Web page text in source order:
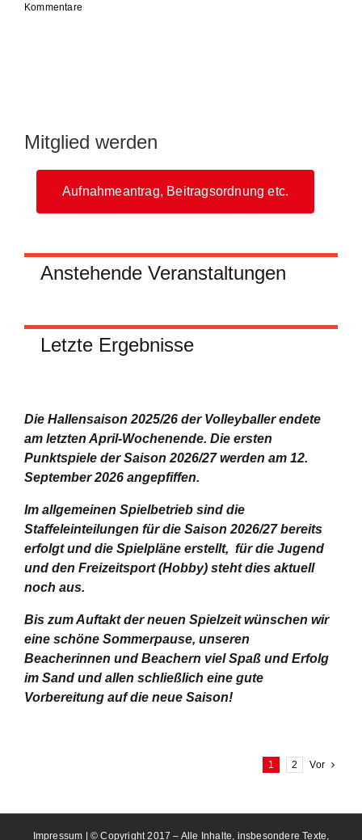
Kommentare
Mitglied werden
Aufnahmeantrag, Beitragsordnung etc.
Anstehende Veranstaltungen
Letzte Ergebnisse
Die Hallensaison 2025/26 der Volleyballer endete
am letzten April-Wochenende. Die ersten
Punktspiele der Saison 2026/27 werden am 12.
September 2026 angepfiffen.
Im allgemeinen Spielbetrieb sind die
Staffeleinteilungen für die Saison 2026/27 bereits
erfolgt und die Spielpläne erstellt, für die Jugend
und den Freizeitsport (Hobby) steht dies aktuell
noch aus.
Bis zum Auftakt der neuen Spielzeit wünschen wir
eine schöne Sommerpause, unseren
Beacherinnen und Beachern viel Spaß und Erfolg
im Sand und allen schließlich eine gute
Vorbereitung auf die neue Saison!
1 2 Vor
Impressum | © Copyright 2017 – Alle Inhalte, insbesondere Texte,